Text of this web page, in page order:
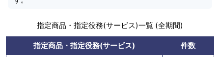
指定商品・指定役務(サービス)一覧 (全期間)
指定商品・指定役務(サービス)
件数